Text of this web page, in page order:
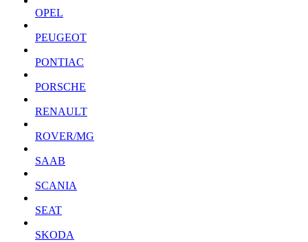
OPEL
PEUGEOT
PONTIAC
PORSCHE
RENAULT
ROVER/MG
SAAB
SCANIA
SEAT
SKODA